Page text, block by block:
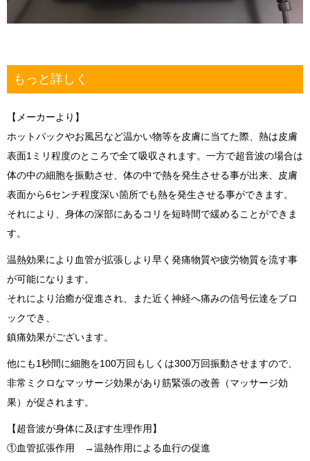
もっと詳しく
【メーカーより】
ホットパックやお風呂など温かい物等を皮膚に当てた際、熱は皮膚
表面1ミリ程度のところで全て吸収されます。一方で超音波の場合は
体の中の細胞を振動させ、体の中で熱を発生させる事が出来、皮膚
表面から6センチ程度深い箇所でも熱を発生させる事ができます。
それにより、身体の深部にあるコリを短時間で緩めることができま
す。
温熱効果により血管が拡張しより早く発痛物質や疲労物質を流す事
が可能になります。
それにより治癒が促進され、また近く神経へ痛みの信号伝達をブロ
ックでき、
鎮痛効果がございます。
他にも1秒間に細胞を100万回もしくは300万回振動させますので、
非常ミクロなマッサージ効果があり筋緊張の改善（マッサージ効
果）が促されます。
【超音波が身体に及ぼす生理作用】
①血管拡張作用 →温熱作用による血行の促進